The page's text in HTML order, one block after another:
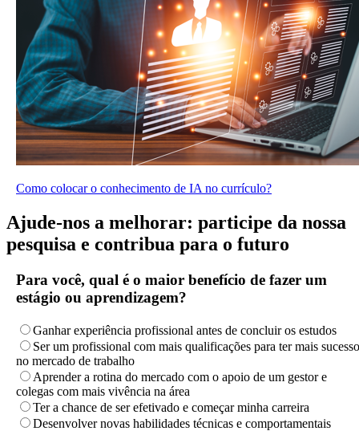
Como colocar o conhecimento de IA no currículo?
Ajude-nos a melhorar: participe da nossa
pesquisa e contribua para o futuro
Para você, qual é o maior benefício de fazer um
estágio ou aprendizagem?
Ganhar experiência profissional antes de concluir os estudos
Ser um profissional com mais qualificações para ter mais sucesso
no mercado de trabalho
Aprender a rotina do mercado com o apoio de um gestor e
colegas com mais vivência na área
Ter a chance de ser efetivado e começar minha carreira
Desenvolver novas habilidades técnicas e comportamentais